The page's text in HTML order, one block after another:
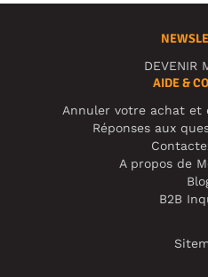
DEVENIR
AIDE &
Annuler votre achat
Réponses aux
A propos de
B2B